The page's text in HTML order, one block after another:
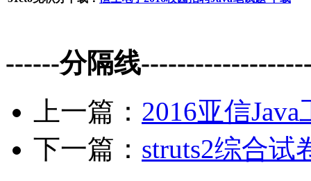
------分隔线
上一篇： 2016亚信
下一篇： struts2综合试